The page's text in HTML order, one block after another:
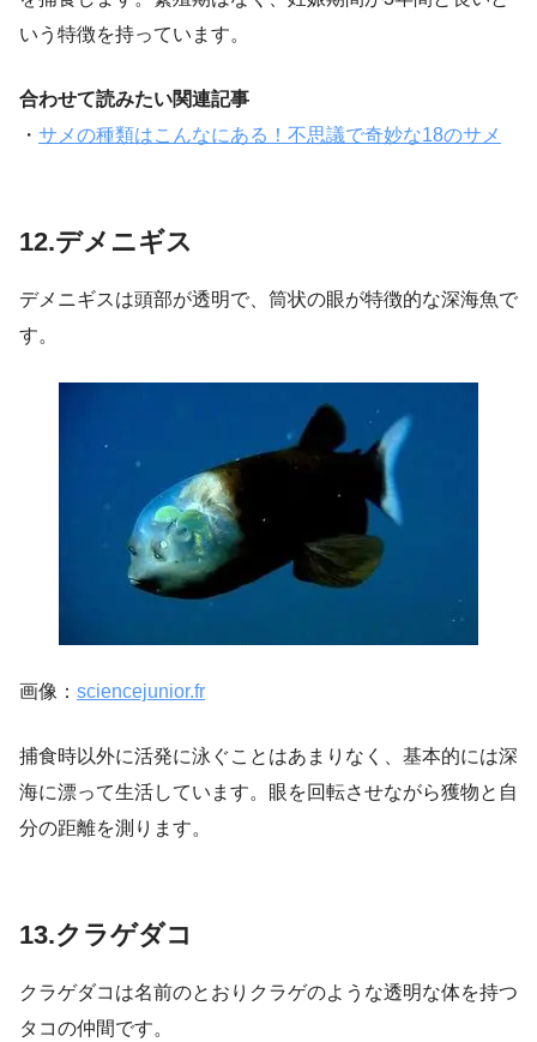
いう特徴を持っています。
合わせて読みたい関連記事
・ サメの種類はこんなにある！不思議で奇妙な18のサメ
12.デメニギス
デメニギスは頭部が透明で、筒状の眼が特徴的な深海魚で
す。
画像： sciencejunior.fr
捕食時以外に活発に泳ぐことはあまりなく、基本的には深
海に漂って生活しています。眼を回転させながら獲物と自
分の距離を測ります。
13.クラゲダコ
クラゲダコは名前のとおりクラゲのような透明な体を持つ
タコの仲間です。